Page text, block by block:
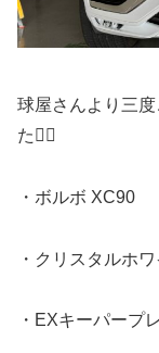
球屋さんより三
た🙇‍♂️
・ボルボ XC90
・クリスタルホ
・EXキーパープ